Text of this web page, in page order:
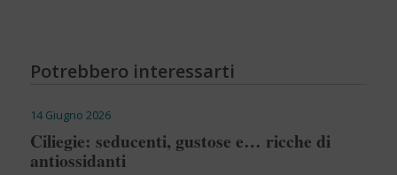
Potrebbero interessarti
14 Giugno 2026
Ciliegie: seducenti, gustose e… ricche di
antiossidanti